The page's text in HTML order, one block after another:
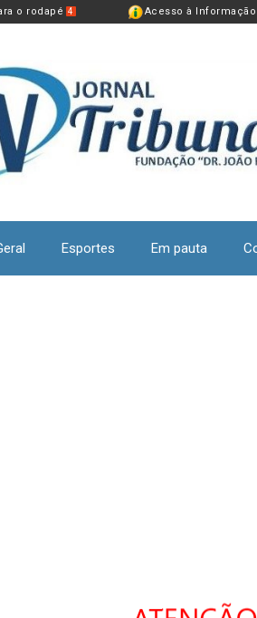
o rodapé 4 Acesso à Informação
Esportes Em pauta